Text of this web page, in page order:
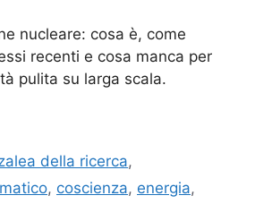
nucleare: cosa è, come
recenti e cosa manca per
pulita su larga scala.
della ricerca,
, coscienza, energia,